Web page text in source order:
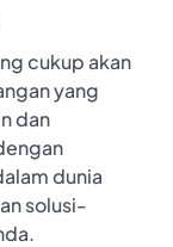
cukup akan
yang
dan
dunia
solusi-